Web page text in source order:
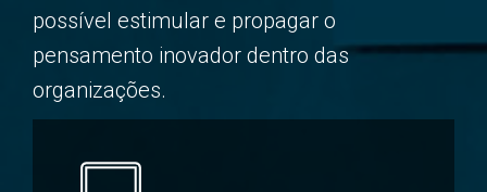
possível estimular e propagar o
pensamento inovador dentro das
organizações.